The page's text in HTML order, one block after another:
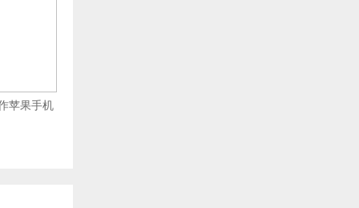
苹果手机